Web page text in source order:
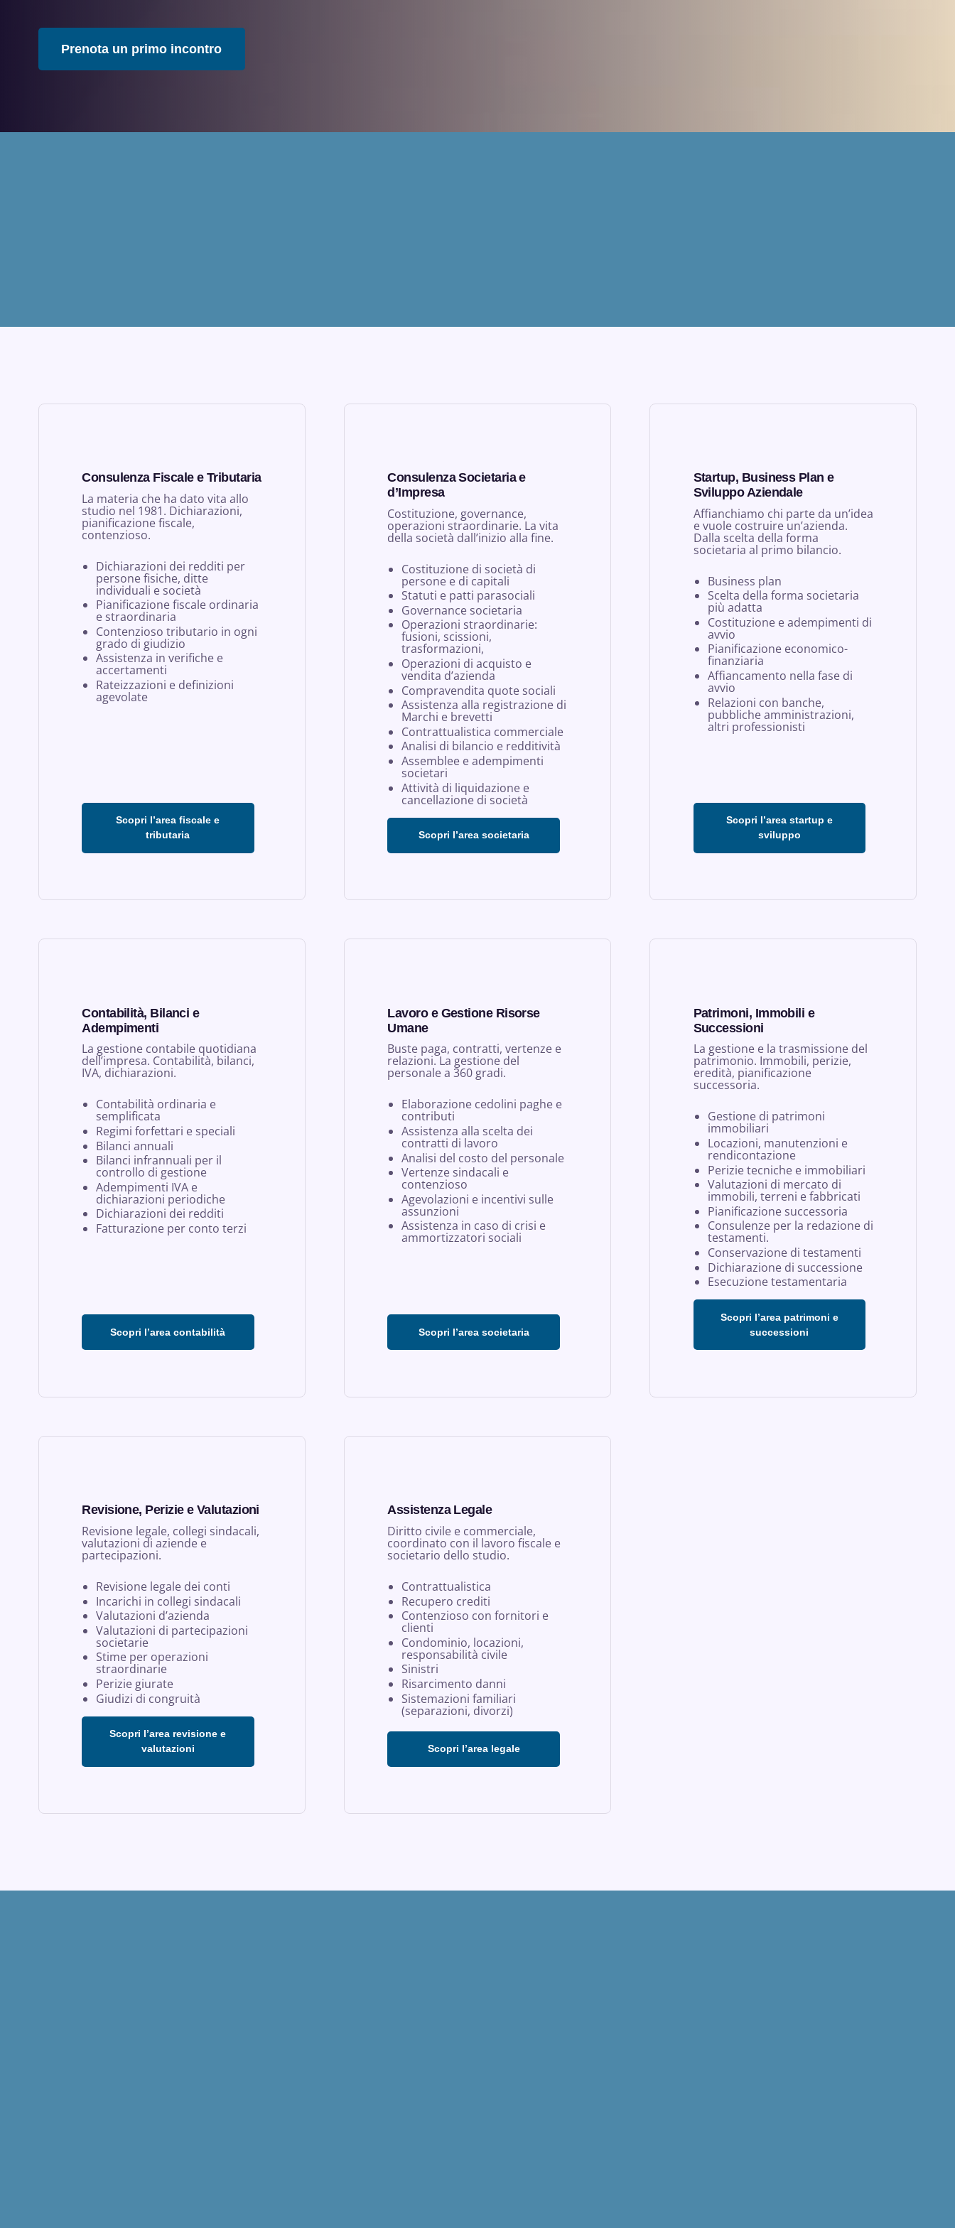
Prenota un primo incontro
Consulenza Fiscale e Tributaria
La materia che ha dato vita allo
studio nel 1981. Dichiarazioni,
pianificazione fiscale,
contenzioso.
Dichiarazioni dei redditi per
persone fisiche, ditte
individuali e società
Pianificazione fiscale ordinaria
e straordinaria
Contenzioso tributario in ogni
grado di giudizio
Assistenza in verifiche e
accertamenti
Rateizzazioni e definizioni
agevolate
Scopri l’area fiscale e
tributaria
Consulenza Societaria e
d’Impresa
Costituzione, governance,
operazioni straordinarie. La vita
della società dall’inizio alla fine.
Costituzione di società di
persone e di capitali
Statuti e patti parasociali
Governance societaria
Operazioni straordinarie:
fusioni, scissioni,
trasformazioni,
Operazioni di acquisto e
vendita d’azienda
Compravendita quote sociali
Assistenza alla registrazione di
Marchi e brevetti
Contrattualistica commerciale
Analisi di bilancio e redditività
Assemblee e adempimenti
societari
Attività di liquidazione e
cancellazione di società
Scopri l’area societaria
Startup, Business Plan e
Sviluppo Aziendale
Affianchiamo chi parte da un’idea
e vuole costruire un’azienda.
Dalla scelta della forma
societaria al primo bilancio.
Business plan
Scelta della forma societaria
più adatta
Costituzione e adempimenti di
avvio
Pianificazione economico-
finanziaria
Affiancamento nella fase di
avvio
Relazioni con banche,
pubbliche amministrazioni,
altri professionisti
Scopri l’area startup e
sviluppo
Contabilità, Bilanci e
Adempimenti
La gestione contabile quotidiana
dell’impresa. Contabilità, bilanci,
IVA, dichiarazioni.
Contabilità ordinaria e
semplificata
Regimi forfettari e speciali
Bilanci annuali
Bilanci infrannuali per il
controllo di gestione
Adempimenti IVA e
dichiarazioni periodiche
Dichiarazioni dei redditi
Fatturazione per conto terzi
Scopri l’area contabilità
Lavoro e Gestione Risorse
Umane
Buste paga, contratti, vertenze e
relazioni. La gestione del
personale a 360 gradi.
Elaborazione cedolini paghe e
contributi
Assistenza alla scelta dei
contratti di lavoro
Analisi del costo del personale
Vertenze sindacali e
contenzioso
Agevolazioni e incentivi sulle
assunzioni
Assistenza in caso di crisi e
ammortizzatori sociali
Scopri l’area societaria
Patrimoni, Immobili e
Successioni
La gestione e la trasmissione del
patrimonio. Immobili, perizie,
eredità, pianificazione
successoria.
Gestione di patrimoni
immobiliari
Locazioni, manutenzioni e
rendicontazione
Perizie tecniche e immobiliari
Valutazioni di mercato di
immobili, terreni e fabbricati
Pianificazione successoria
Consulenze per la redazione di
testamenti.
Conservazione di testamenti
Dichiarazione di successione
Esecuzione testamentaria
Scopri l’area patrimoni e
successioni
Revisione, Perizie e Valutazioni
Revisione legale, collegi sindacali,
valutazioni di aziende e
partecipazioni.
Revisione legale dei conti
Incarichi in collegi sindacali
Valutazioni d’azienda
Valutazioni di partecipazioni
societarie
Stime per operazioni
straordinarie
Perizie giurate
Giudizi di congruità
Scopri l’area revisione e
valutazioni
Assistenza Legale
Diritto civile e commerciale,
coordinato con il lavoro fiscale e
societario dello studio.
Contrattualistica
Recupero crediti
Contenzioso con fornitori e
clienti
Condominio, locazioni,
responsabilità civile
Sinistri
Risarcimento danni
Sistemazioni familiari
(separazioni, divorzi)
Scopri l’area legale